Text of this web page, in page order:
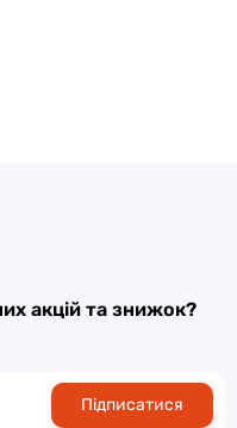
акцій та знижок?
Підписатися